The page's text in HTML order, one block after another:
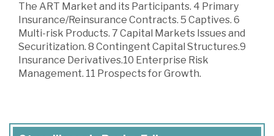
The ART Market and its Participants. 4 Primary
Insurance/Reinsurance Contracts. 5 Captives. 6
Multi-risk Products. 7 Capital Markets Issues and
Securitization. 8 Contingent Capital Structures.9
Insurance Derivatives.10 Enterprise Risk
Management. 11 Prospects for Growth.